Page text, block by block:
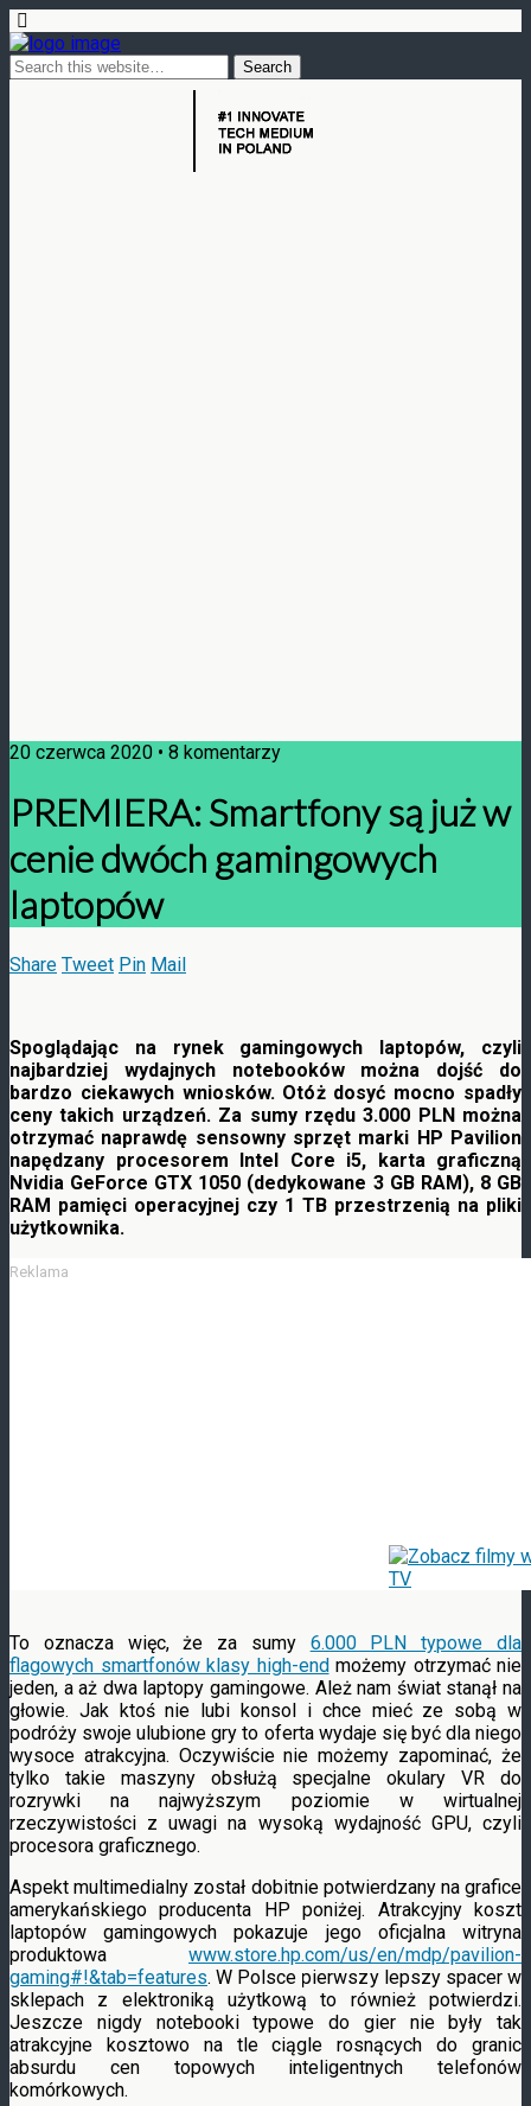
20 czerwca 2020 • 8 komentarzy
PREMIERA: Smartfony są już w
cenie dwóch gamingowych
laptopów
Share Tweet Pin Mail
Spoglądając na rynek gamingowych laptopów, czyli
najbardziej wydajnych notebooków można dojść do
bardzo ciekawych wniosków. Otóż dosyć mocno spadły
ceny takich urządzeń. Za sumy rzędu 3.000 PLN można
otrzymać naprawdę sensowny sprzęt marki HP Pavilion
napędzany procesorem Intel Core i5, karta graficzną
Nvidia GeForce GTX 1050 (dedykowane 3 GB RAM), 8 GB
RAM pamięci operacyjnej czy 1 TB przestrzenią na pliki
użytkownika.
Reklama
To oznacza więc, że za sumy 6.000 PLN typowe dla
flagowych smartfonów klasy high-endmożemy otrzymać nie
jeden, a aż dwa laptopy gamingowe. Ależ nam świat stanął na
głowie. Jak ktoś nie lubi konsol i chce mieć ze sobą w
podróży swoje ulubione gry to oferta wydaje się być dla niego
wysoce atrakcyjna. Oczywiście nie możemy zapominać, że
tylko takie maszyny obsłużą specjalne okulary VR do
rozrywki na najwyższym poziomie w wirtualnej
rzeczywistości z uwagi na wysoką wydajność GPU, czyli
procesora graficznego.
Aspekt multimedialny został dobitnie potwierdzany na grafice
amerykańskiego producenta HP poniżej. Atrakcyjny koszt
laptopów gamingowych pokazuje jego oficjalna witryna
produktowa www.store.hp.com/us/en/mdp/pavilion-
gaming#!&tab=features. W Polsce pierwszy lepszy spacer w
sklepach z elektroniką użytkową to również potwierdzi.
Jeszcze nigdy notebooki typowe do gier nie były tak
atrakcyjne kosztowo na tle ciągle rosnących do granic
absurdu cen topowych inteligentnych telefonów
komórkowych.